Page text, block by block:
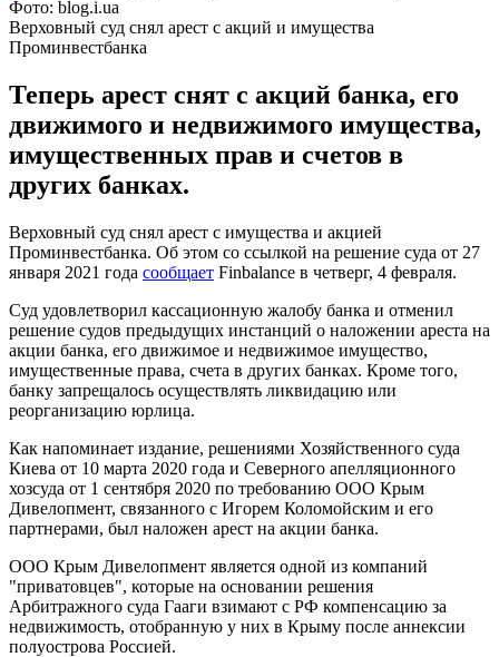
Фото: blog.i.ua
Верховный суд снял арест с акций и имущества
Проминвестбанка
Теперь арест снят с акций банка, его
движимого и недвижимого имущества,
имущественных прав и счетов в
других банках.
Верховный суд снял арест с имущества и акцией
Проминвестбанка. Об этом со ссылкой на решение суда от 27
января 2021 года сообщает Finbalance в четверг, 4 февраля.
Суд удовлетворил кассационную жалобу банка и отменил
решение судов предыдущих инстанций о наложении ареста на
акции банка, его движимое и недвижимое имущество,
имущественные права, счета в других банках. Кроме того,
банку запрещалось осуществлять ликвидацию или
реорганизацию юрлица.
Как напоминает издание, решениями Хозяйственного суда
Киева от 10 марта 2020 года и Северного апелляционного
хозсуда от 1 сентября 2020 по требованию ООО Крым
Дивелопмент, связанного с Игорем Коломойским и его
партнерами, был наложен арест на акции банка.
ООО Крым Дивелопмент является одной из компаний
"приватовцев", которые на основании решения
Арбитражного суда Гааги взимают с РФ компенсацию за
недвижимость, отобранную у них в Крыму после аннексии
полуострова Россией.